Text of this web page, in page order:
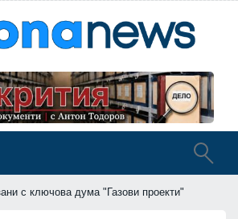
с ключова дума "Газови проекти"